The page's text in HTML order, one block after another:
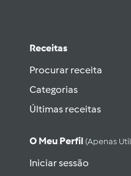
Receitas
Procurar receita
Categorias
Últimas receitas
O Meu Perfil (apenas
Iniciar sessão